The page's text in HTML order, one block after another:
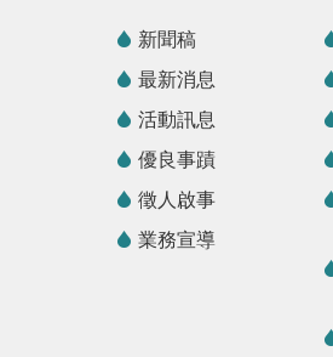
新聞稿
最新消息
活動訊息
優良事蹟
徵人啟事
業務宣導